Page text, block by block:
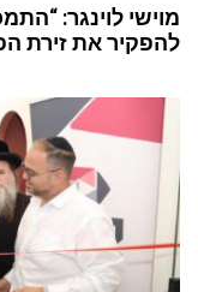
מוישי לוינגר:
להפקיר את זירת